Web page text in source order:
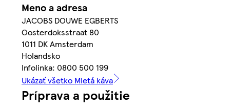
Meno a adresa
JACOBS DOUWE EGBERTS
Oosterdoksstraat 80
1011 DK Amsterdam
Holandsko
Infolinka: 0800 500 199
Ukázať všetko Mletá káva
Príprava a použitie